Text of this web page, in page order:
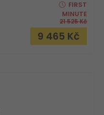
FIRST
MINUTE
21 525Kč
9 465 Kč